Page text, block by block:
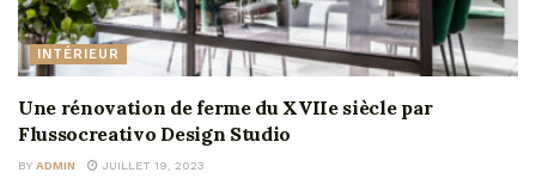
INTÉRIEUR
Une rénovation de ferme du XVIIe siècle par
Flussocreativo Design Studio
BY ADMIN JUILLET 19, 2023